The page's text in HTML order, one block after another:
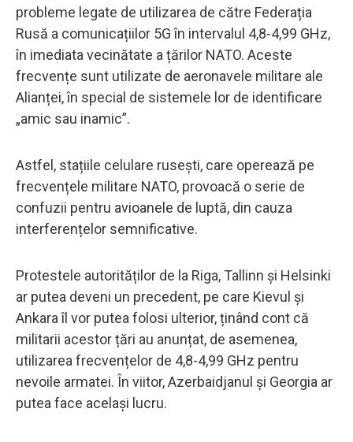
probleme legate de utilizarea de către Federația
Rusă a comunicațiilor 5G în intervalul 4,8-4,99 GHz,
în imediata vecinătate a țărilor NATO. Aceste
frecvențe sunt utilizate de aeronavele militare ale
Alianței, în special de sistemele lor de identificare
„amic sau inamic”.
Astfel, stațiile celulare rusești, care operează pe
frecvențele militare NATO, provoacă o serie de
confuzii pentru avioanele de luptă, din cauza
interferențelor semnificative.
Protestele autorităților de la Riga, Tallinn și Helsinki
ar putea deveni un precedent, pe care Kievul și
Ankara îl vor putea folosi ulterior, ținând cont că
militarii acestor țări au anunțat, de asemenea,
utilizarea frecvențelor de 4,8-4,99 GHz pentru
nevoile armatei. În viitor, Azerbaidjanul și Georgia ar
putea face același lucru.